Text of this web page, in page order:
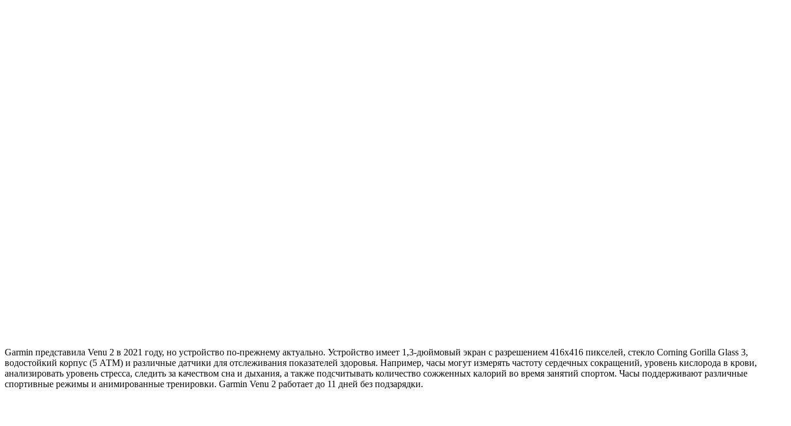
Garmin представила Venu 2 в 2021 году, но устройство по-прежнему актуально. Устройство имеет 1,3-дюймовый экран с разрешением 416х416 пикселей, стекло Corning Gorilla Glass 3,
водостойкий корпус (5 АТМ) и различные датчики для отслеживания показателей здоровья. Например, часы могут измерять частоту сердечных сокращений, уровень кислорода в крови,
анализировать уровень стресса, следить за качеством сна и дыхания, а также подсчитывать количество сожженных калорий во время занятий спортом. Часы поддерживают различные
спортивные режимы и анимированные тренировки. Garmin Venu 2 работает до 11 дней без подзарядки.